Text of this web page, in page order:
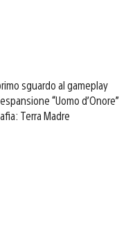
sguardo al gameplay
“Uomo d’Onore”
Terra Madre